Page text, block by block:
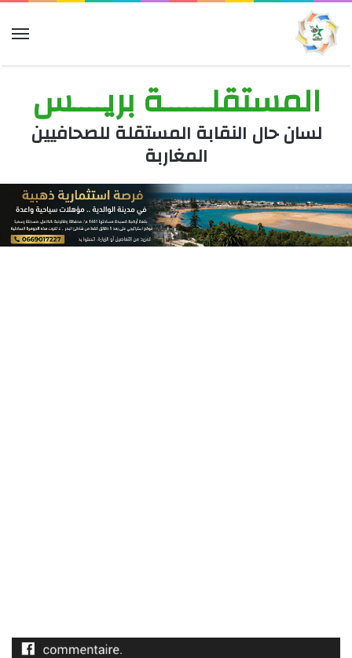
المستقلــــــة بريــــس
لسان حال النقابة المستقلة للصحافيين
المغاربة